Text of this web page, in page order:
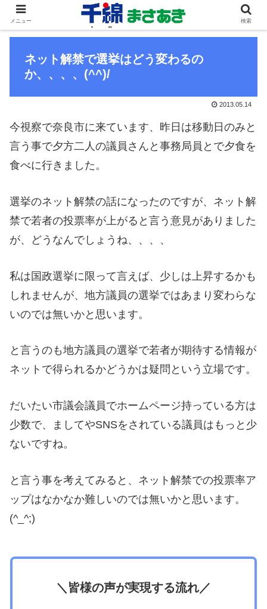
ネット解禁で選挙はどう変わるの
か、、、、(^^)/
2013.05.14
今視察で奈良市に来ています、昨日は移動日のみと
言う事で夕方二人の議員さんと事務局員とで夕食を
食べに行きました。
選挙のネット解禁の話になったのですが、ネット解
禁で若者の投票率が上がると言う意見がありました
が、どうなんでしょうね、、、、
私は国政選挙に限って言えば、少しは上昇するかも
しれませんが、地方議員の選挙ではあまり変わらな
いのでは無いかと思います。
と言うのも地方議員の選挙で若者が期待する情報が
ネットで得られるかどうかは疑問という立場です。
だいたい市議会議員でホームページ持っている方は
少数で、ましてやSNSをされている議員はもっと少
ないですね。
と言う事を考えてみると、ネット解禁での投票率ア
ップはなかなか難しいのでは無いかと思います。
(^_^;)
＼皆様の声が実現する流れ／
メニュー 検索